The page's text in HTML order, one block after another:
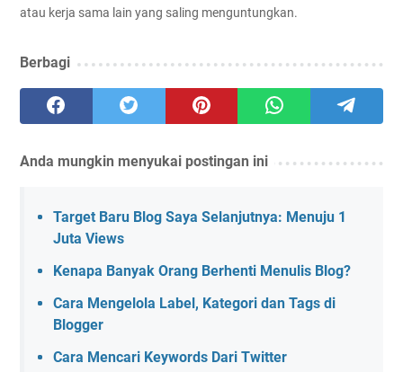
atau kerja sama lain yang saling menguntungkan.
Berbagi
Anda mungkin menyukai postingan ini
Target Baru Blog Saya Selanjutnya: Menuju 1
Juta Views
Kenapa Banyak Orang Berhenti Menulis Blog?
Cara Mengelola Label, Kategori dan Tags di
Blogger
Cara Mencari Keywords Dari Twitter